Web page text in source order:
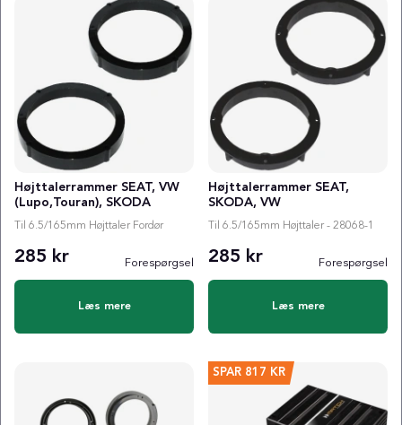
Højttalerrammer SEAT, VW
(Lupo,Touran), SKODA
Til 6.5/165mm Højttaler Fordør
285 kr Forespørgsel
Læs mere
Højttalerrammer SEAT,
SKODA, VW
Til 6.5/165mm Højttaler - 28068-1
285 kr Forespørgsel
Læs mere
SPAR 817 KR